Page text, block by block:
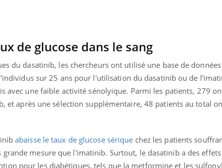
de glucose dans le sang
du dasatinib, les chercheurs ont utilisé une base de
sur 25 ans pour l'utilisation du dasatinib ou de
avec une faible activité sénolyique. Parmi les patients, 279
et après une sélection supplémentaire, 48 patients au total
abaisse le taux de glucose sérique chez les patients
mesure que l'imatinib. Surtout, le dasatinib a des
pour les diabétiques, tels que la metformine et les